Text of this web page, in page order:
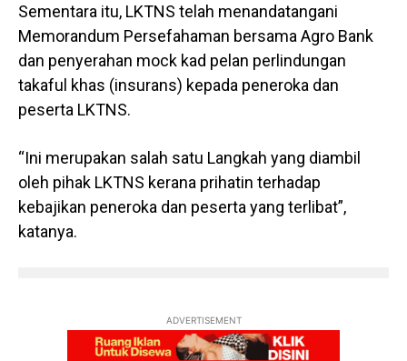
Sementara itu, LKTNS telah menandatangani
Memorandum Persefahaman bersama Agro Bank
dan penyerahan mock kad pelan perlindungan
takaful khas (insurans) kepada peneroka dan
peserta LKTNS.
“Ini merupakan salah satu Langkah yang diambil
oleh pihak LKTNS kerana prihatin terhadap
kebajikan peneroka dan peserta yang terlibat”,
katanya.
ADVERTISEMENT